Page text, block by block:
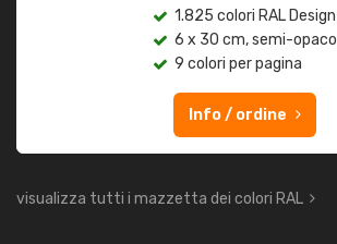
1.825 colori RAL Design
6 x 30 cm, semi-opaco
9 colori per pagina
Info / ordine
visualizza tutti i mazzetta dei colori RAL